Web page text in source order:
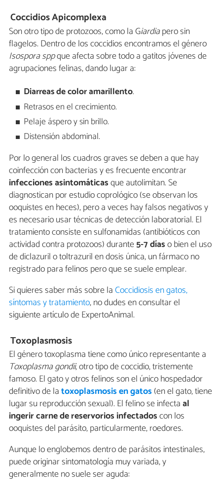
Coccidios Apicomplexa
Son otro tipo de protozoos, como la Giardiapero sin
flagelos. Dentro de los coccidios encontramos el género
Isospora sppque afecta sobre todo a gatitos jóvenes de
agrupaciones felinas, dando lugar a:
Diarreas de color amarillento.
Retrasos en el crecimiento.
Pelaje áspero y sin brillo.
Distensión abdominal.
Por lo general los cuadros graves se deben a que hay
coinfección con bacterias y es frecuente encontrar
infecciones asintomáticasque autolimitan. Se
diagnostican por estudio coprológico (se observan los
ooquistes en heces), pero a veces hay falsos negativos y
es necesario usar técnicas de detección laboratorial. El
tratamiento consiste en sulfonamidas (antibióticos con
actividad contra protozoos) durante5-7 díaso bien el uso
de diclazuril o toltrazuril en dosis única, un fármaco no
registrado para felinos pero que se suele emplear.
Si quieres saber más sobre laCoccidiosis en gatos,
síntomas y tratamiento, no dudes en consultar el
siguiente artículo de ExpertoAnimal.
Toxoplasmosis
El género toxoplasma tiene como único representante a
Toxoplasma gondii, otro tipo de coccidio, tristemente
famoso. El gato y otros felinos son el único hospedador
definitivo de latoxoplasmosis en gatos (en el gato, tiene
lugar su reproducción sexual). El felino se infectaal
ingerir carne de reservorios infectadoscon los
ooquistes del parásito, particularmente, roedores.
Aunque lo englobemos dentro de parásitos intestinales,
puede originar sintomatología muy variada, y
generalmente no suele ser aguda: